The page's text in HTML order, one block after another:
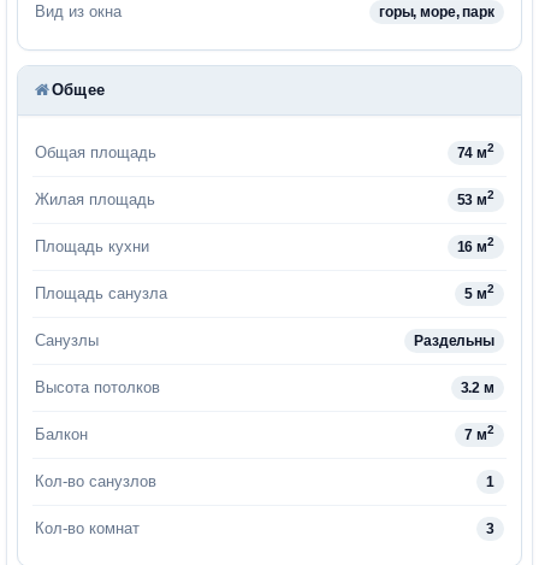
Вид из окна горы, море, парк
Общее
Общая площадь 74 м2
Жилая площадь 53 м2
Площадь кухни 16 м2
Площадь санузла 5 м2
Санузлы Раздельны
Высота потолков 3.2 м
Балкон 7 м2
Кол-во санузлов 1
Кол-во комнат 3